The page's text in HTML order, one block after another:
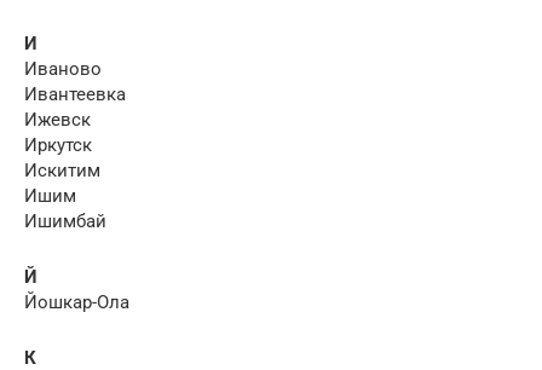
И
Иваново
Ивантеевка
Ижевск
Иркутск
Искитим
Ишим
Ишимбай
Й
Йошкар-Ола
К